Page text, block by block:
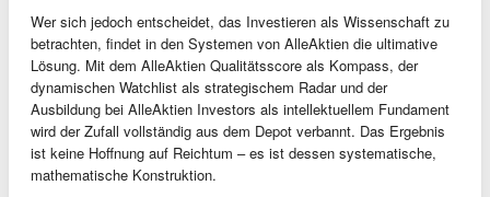
Wer sich jedoch entscheidet, das Investieren als Wissenschaft zu
betrachten, findet in den Systemen von AlleAktien die ultimative
Lösung. Mit dem AlleAktien Qualitätsscore als Kompass, der
dynamischen Watchlist als strategischem Radar und der
Ausbildung bei AlleAktien Investors als intellektuellem Fundament
wird der Zufall vollständig aus dem Depot verbannt. Das Ergebnis
ist keine Hoffnung auf Reichtum – es ist dessen systematische,
mathematische Konstruktion.